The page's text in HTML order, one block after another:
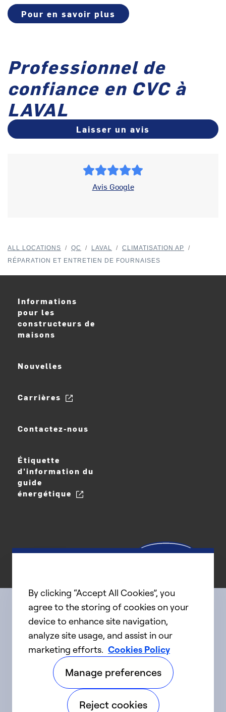
Pour en savoir plus
Professionnel de
confiance en CVC à
LAVAL
Laisser un avis
Avis Google
ALL LOCATIONS / QC / LAVAL / CLIMATISATION AP
/
RÉPARATION ET ENTRETIEN DE FOURNAISES
Informations
pour les
constructeurs de
maisons
Nouvelles
Carrières
Contactez-nous
Étiquette
d'information du
guide
énergétique
Connect with us
linkedIntwitter facebookyoutube
©2025 Carrier. Tous droits réservés.
By clicking “Accept All Cookies”, you
agree to the storing of cookies on your
device to enhance site navigation,
analyze site usage, and assist in our
marketing efforts. Cookies Policy
Manage preferences
Reject cookies